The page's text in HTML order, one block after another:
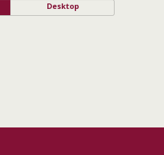
Desktop